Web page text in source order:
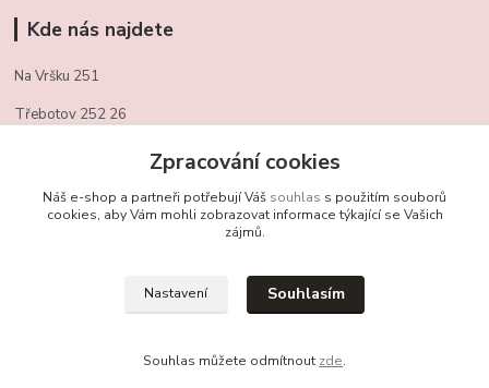
Kde nás najdete
Na Vršku 251
Třebotov 252 26
obchudekuradky@gmail.com
+420 721 459 949
Zpracování cookies
Náš e-shop a partneři potřebují Váš souhlas s použitím souborů
cookies, aby Vám mohli zobrazovat informace týkající se Vašich
zájmů.
Nastavení Souhlasím
Souhlas můžete odmítnout zde.